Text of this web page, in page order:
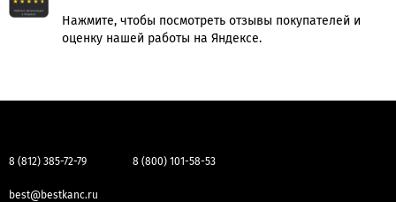
Нажмите, чтобы посмотреть отзывы покупателей и
оценку нашей работы на Яндексе.
8 (812) 385-72-79 8 (800) 101-58-53
best@bestkanc.ru